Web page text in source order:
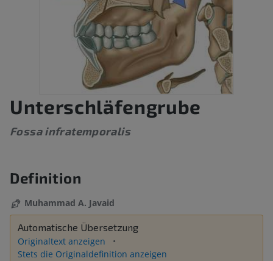
Unterschläfengrube
Fossa infratemporalis
Definition
Muhammad A. Javaid
Automatische Übersetzung
Originaltext anzeigen
Stets die Originaldefinition anzeigen